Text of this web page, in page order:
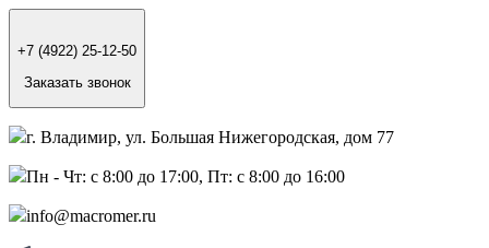
+7 (4922) 25-12-50
Заказать звонок
г. Владимир, ул. Большая Нижегородская, дом 77
Пн - Чт: с 8:00 до 17:00, Пт: с 8:00 до 16:00
info@macromer.ru